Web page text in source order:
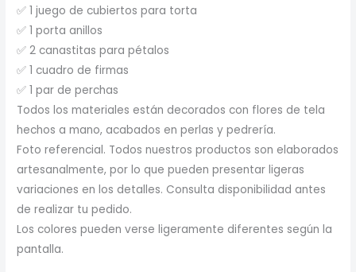
✅ 1 juego de cubiertos para torta
✅ 1 porta anillos
✅ 2 canastitas para pétalos
✅ 1 cuadro de firmas
✅ 1 par de perchas
Todos los materiales están decorados con flores de tela
hechos a mano, acabados en perlas y pedrería.
Foto referencial. Todos nuestros productos son elaborados
artesanalmente, por lo que pueden presentar ligeras
variaciones en los detalles. Consulta disponibilidad antes
de realizar tu pedido.
Los colores pueden verse ligeramente diferentes según la
pantalla.